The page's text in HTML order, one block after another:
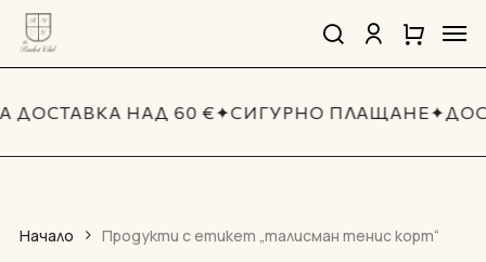
Skip
main
search account
Количка
Cart
ДОСТАВКА НАД 60 €✦СИГУРНО ПЛАЩАНЕ✦
Начало Продукти с етикет „талисман тенис корт“